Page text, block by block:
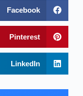
Facebook
Pinterest
LinkedIn